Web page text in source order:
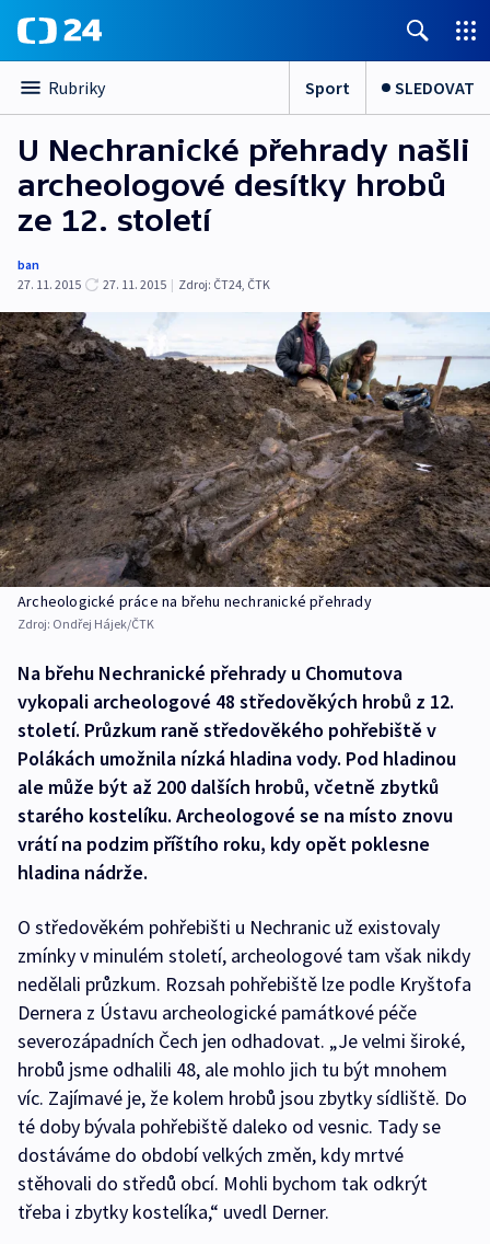
Rubriky Sport SLEDOVAT
U Nechranické přehrady našli
archeologové desítky hrobů
ze 12. století
ban
27. 11. 2015
27. 11. 2015 | Zdroj: ČT24, ČTK
Archeologické práce na břehu nechranické přehrady
Zdroj: Ondřej Hájek/ČTK
Na břehu Nechranické přehrady u Chomutova
vykopali archeologové 48 středověkých hrobů z 12.
století. Průzkum raně středověkého pohřebiště v
Polákách umožnila nízká hladina vody. Pod hladinou
ale může být až 200 dalších hrobů, včetně zbytků
starého kostelíku. Archeologové se na místo znovu
vrátí na podzim příštího roku, kdy opět poklesne
hladina nádrže.
O středověkém pohřebišti u Nechranic už existovaly
zmínky v minulém století, archeologové tam však nikdy
nedělali průzkum. Rozsah pohřebiště lze podle Kryštofa
Dernera z Ústavu archeologické památkové péče
severozápadních Čech jen odhadovat. „Je velmi široké,
hrobů jsme odhalili 48, ale mohlo jich tu být mnohem
víc. Zajímavé je, že kolem hrobů jsou zbytky sídliště. Do
té doby bývala pohřebiště daleko od vesnic. Tady se
dostáváme do období velkých změn, kdy mrtvé
stěhovali do středů obcí. Mohli bychom tak odkrýt
třeba i zbytky kostelíka,“ uvedl Derner.